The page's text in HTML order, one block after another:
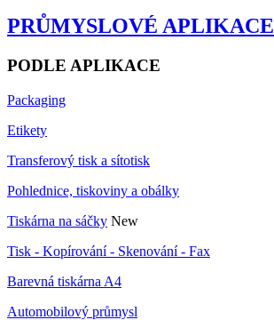
PRŮMYSLOVÉ APLIKACE
PODLE APLIKACE
Packaging
Etikety
Transferový tisk a sítotisk
Pohlednice, tiskoviny a obálky
Tiskárna na sáčky New
Tisk - Kopírování - Skenování - Fax
Barevná tiskárna A4
Automobilový průmysl